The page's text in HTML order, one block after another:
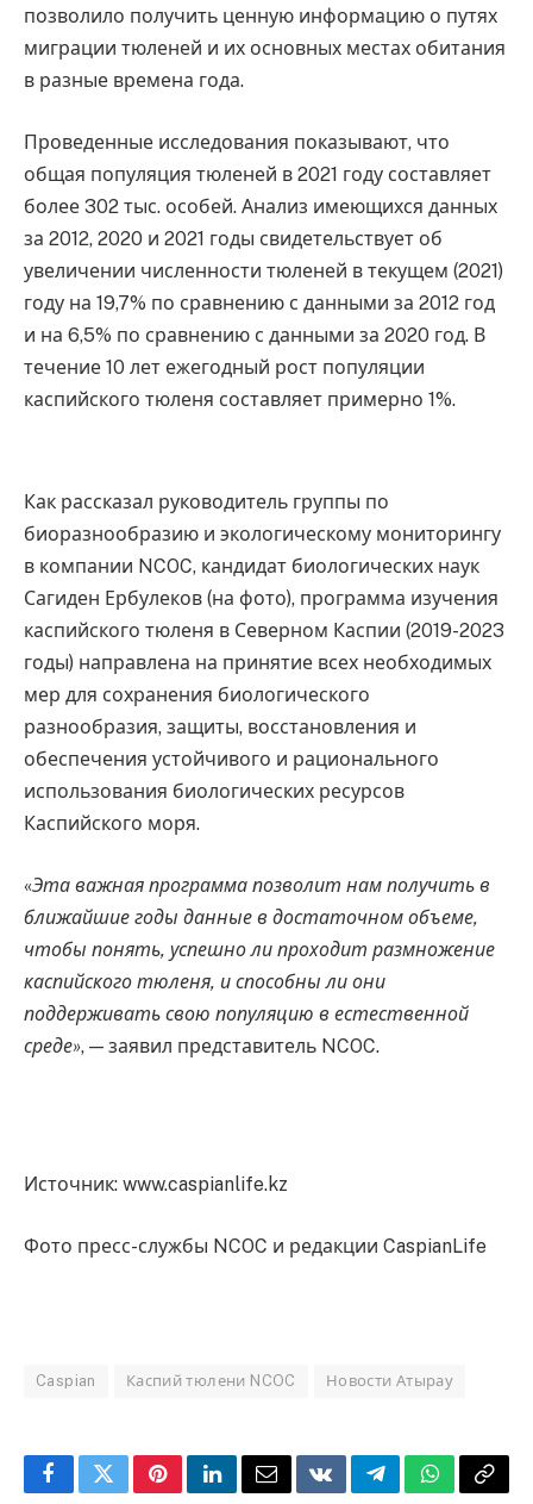
позволило получить ценную информацию о путях
миграции тюленей и их основных местах обитания
в разные времена года.
Проведенные исследования показывают, что
общая популяция тюленей в 2021 году составляет
более 302 тыс. особей. Анализ имеющихся данных
за 2012, 2020 и 2021 годы свидетельствует об
увеличении численности тюленей в текущем (2021)
году на 19,7% по сравнению с данными за 2012 год
и на 6,5% по сравнению с данными за 2020 год. В
течение 10 лет ежегодный рост популяции
каспийского тюленя составляет примерно 1%.
Как рассказал руководитель группы по
биоразнообразию и экологическому мониторингу
в компании NCOC, кандидат биологических наук
Сагиден Ербулеков (на фото), программа изучения
каспийского тюленя в Северном Каспии (2019-2023
годы) направлена на принятие всех необходимых
мер для сохранения биологического
разнообразия, защиты, восстановления и
обеспечения устойчивого и рационального
использования биологических ресурсов
Каспийского моря.
«Эта важная программа позволит нам получить в
ближайшие годы данные в достаточном объеме,
чтобы понять, успешно ли проходит размножение
каспийского тюленя, и способны ли они
поддерживать свою популяцию в естественной
среде», — заявил представитель NCOC.
Источник: www.caspianlife.kz
Фото пресс-службы NCOC и редакции CaspianLife
Caspian Каспий тюлени NCOC Новости Атырау
FacebookTwitterPinterestLinkedInEmailVKontakteTelegramWhatsApp
Copy